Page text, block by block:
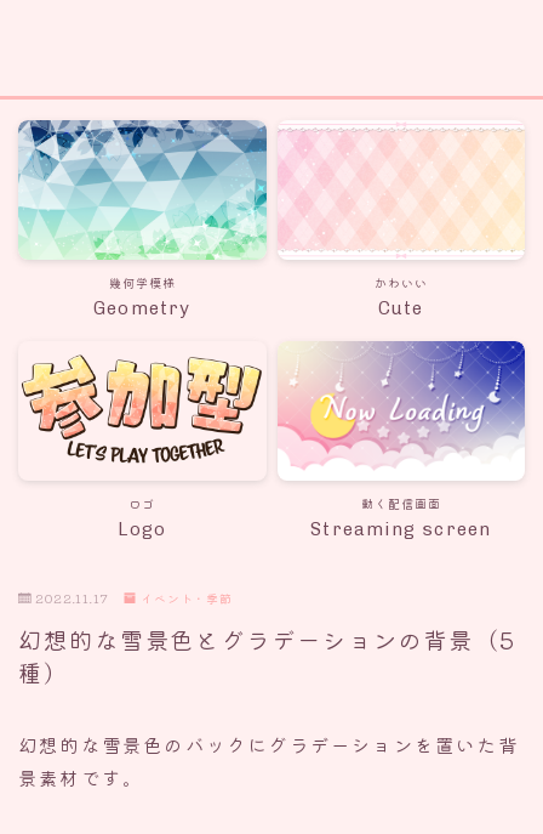
幾何学模様
Geometry
かわいい
Cute
ロゴ
Logo
動く配信画面
Streaming screen
2022.11.17 イベント・季節
幻想的な雪景色とグラデーションの背景（5
種）
幻想的な雪景色のバックにグラデーションを置いた背
景素材です。